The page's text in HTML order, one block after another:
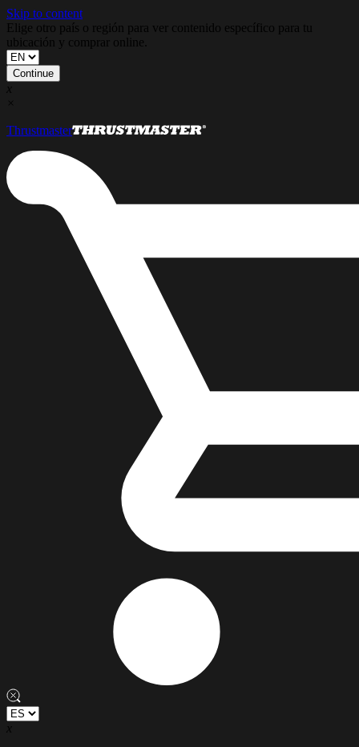
Skip to content
Elige otro país o región para ver contenido específico para tu
ubicación y comprar online.
Continue
x
×
Thrustmaster
x